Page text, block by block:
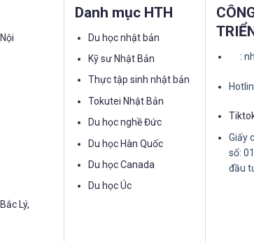
Lý,
Danh mục HTH
Du học nhật bản
Kỹ sư Nhật Bản
Thực tập sinh nhật bản
Tokutei Nhật Bản
Du học nghề Đức
Du học Hàn Quốc
Du học Canada
Du học Úc
:
Giấy
số:
đầu